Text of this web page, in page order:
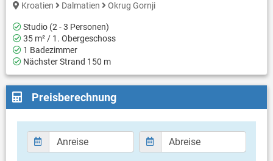
Kroatien Dalmatien Okrug Gornji
Studio (2 - 3 Personen)
35 m² / 1. Obergeschoss
1 Badezimmer
Nächster Strand 150 m
Preisberechnung